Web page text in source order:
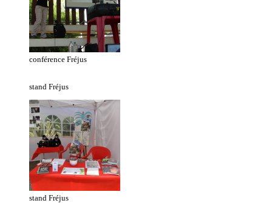
conférence Fréjus
stand Fréjus
stand Fréjus